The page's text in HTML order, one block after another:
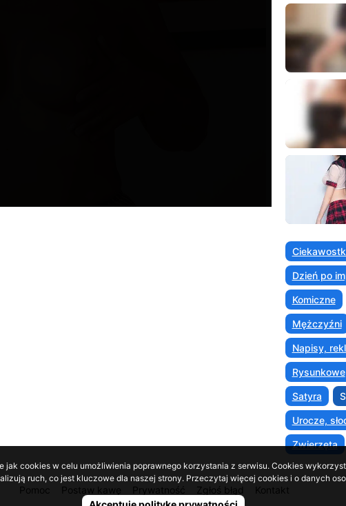
Dzień po
Komiczne
Mężczyźni
Napisy,
Rysunkowe
Satyra
Urocze,
Zwierzęta
Pomoc Postaw kawę Prywatność Zgłoś błąd
Kontakt
jak cookies w celu umożliwienia poprawnego korzystania z serwisu. Cookies
ruch, co jest kluczowe dla naszej strony. Przeczytaj więcej cookies i o danych